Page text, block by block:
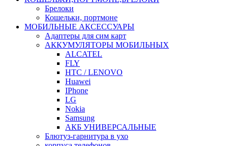
Брелоки
Кошельки, портмоне
МОБИЛЬНЫЕ АКСЕССУАРЫ
Адаптеры для сим карт
АККУМУЛЯТОРЫ МОБИЛЬНЫХ
ALCATEL
FLY
HTC / LENOVO
Huawei
IPhone
LG
Nokia
Samsung
АКБ УНИВЕРСАЛЬНЫЕ
Блютуз-гарнитура в ухо